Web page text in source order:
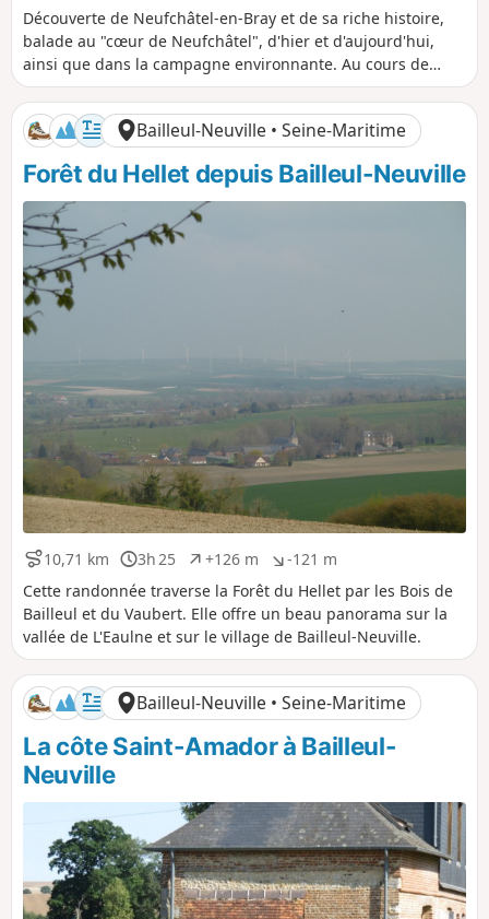
i
s
t
a
n
c
e
u
r
é
e
é
n
i
v
e
l
é
p
o
t
é
n
i
v
e
l
é
n
é
Découverte de Neufchâtel-en-Bray et de sa riche histoire,
balade au "cœur de Neufchâtel", d'hier et d'aujourd'hui,
ainsi que dans la campagne environnante. Au cours de
cette balade dans la ville, j'ai constaté son histoire grâce à
des panneaux implantés à proximité des lieux d'intérêt.
Bailleul-Neuville • Seine-Maritime
Forêt du Hellet depuis Bailleul-Neuville
10,71 km
D
i
s
t
a
n
c
e
3h 25
D
u
r
é
e
+126 m
D
é
n
i
v
e
l
é
p
o
t
i
-121 m
D
é
n
i
v
e
l
é
n
é
t
i
f
Cette randonnée traverse la Forêt du Hellet par les Bois de
Bailleul et du Vaubert. Elle offre un beau panorama sur la
vallée de L'Eaulne et sur le village de Bailleul-Neuville.
Bailleul-Neuville • Seine-Maritime
La côte Saint-Amador à Bailleul-
Neuville